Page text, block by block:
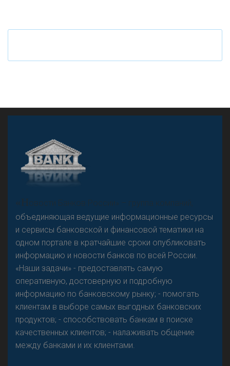
Что будет с наличными деньгами при цифровом
«Н
овости Банков России» – группа компаний,
объединяющая ведущие информационные ресурсы
и сервисы банковской и финансовой тематики на
одном портале в кратчайшие сроки опубликовать
информацию и новости банков по всей России.
«Наши задачи» - предоставлять самую
оперативную, достоверную и подробную
информацию по банковскому рынку; - помогать
клиентам в выборе самых выгодных банковских
продуктов; - способствовать банкам в поиске
качественных клиентов; - налаживать общение
между банками и их клиентами.